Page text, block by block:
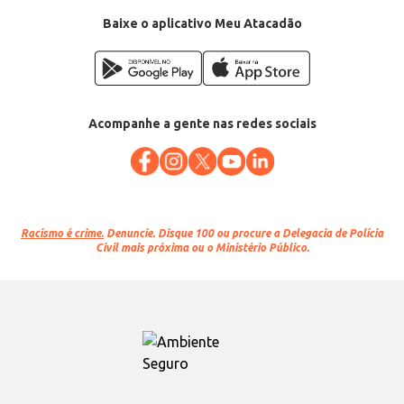
Baixe o aplicativo Meu Atacadão
Acompanhe a gente nas redes sociais
Racismo é crime. Denuncie. Disque 100 ou procure a Delegacia de Polícia
Civil mais próxima ou o Ministério Público.